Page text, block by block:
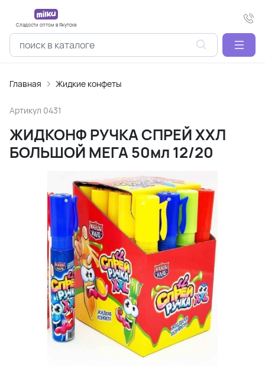
Сладости оптом в Якутске
Главная Жидкие конфеты
Артикул 0431
ЖИДКОНФ РУЧКА СПРЕЙ ХХЛ
БОЛЬШОЙ МЕГА 50мл 12/20